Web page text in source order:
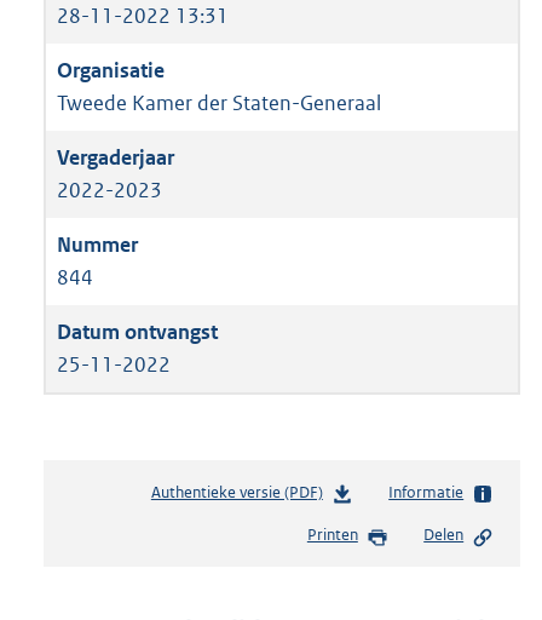
28-11-2022 13:31
Tweede Kamer der Staten-Generaal
2022-2023
844
25-11-2022
Authentieke versie (PDF)b
s
Informatie
Printen Delen